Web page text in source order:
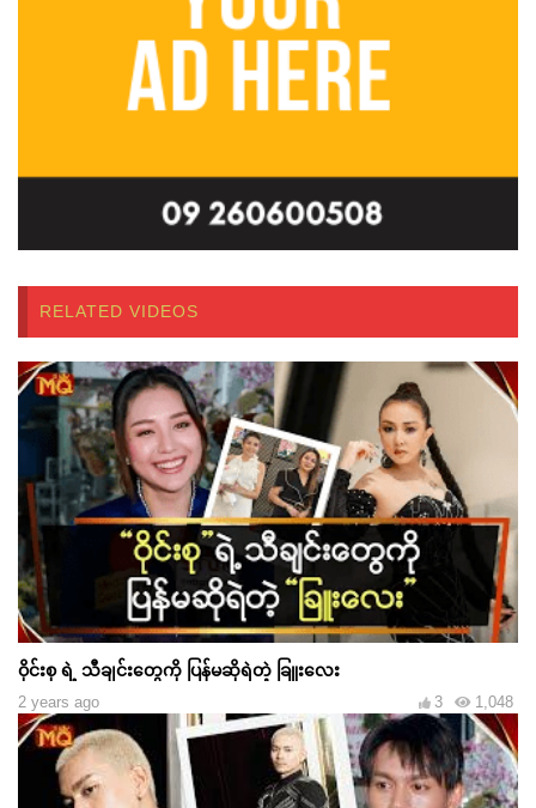
RELATED VIDEOS
ဝိုင်းစု ရဲ့ သီချင်းတွေကို ပြန်မဆိုရဲတဲ့ ခြူးလေး
2 years ago 1,048
3